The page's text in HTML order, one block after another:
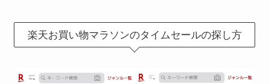
楽天お買い物マラソンのタイムセールの探し方